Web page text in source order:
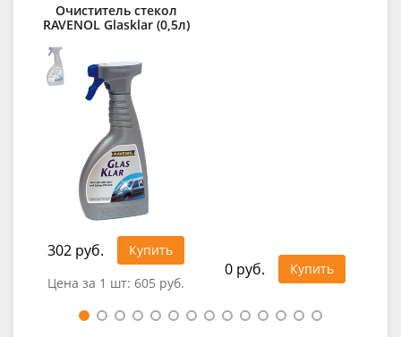
Очиститель стекол
RAVENOL Glasklar (0,5л)
302 руб.
Купить
Цена за 1 шт: 605 руб.
0 руб. Купить